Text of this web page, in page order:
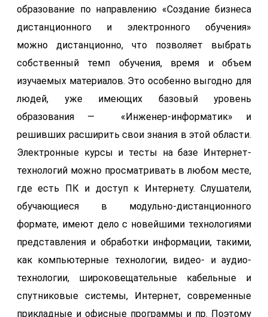
образование по направлению «Создание бизнеса
дистанционного и электронного обучения»
можно дистанционно, что позволяет выбрать
собственный темп обучения, время и объем
изучаемых материалов. Это особенно выгодно для
людей, уже имеющих базовый уровень
образования — «Инженер-информатик» и
решивших расширить свои знания в этой области.
Электронные курсы и тесты на базе Интернет-
технологий можно просматривать в любом месте,
где есть ПК и доступ к Интернету. Слушатели,
обучающиеся в модульно-дистанционного
формате, имеют дело с новейшими технологиями
представления и обработки информации, такими,
как компьютерные технологии, видео- и аудио-
технологии, широковещательные кабельные и
спутниковые системы, Интернет, современные
прикладные и офисные программы и пр. Поэтому